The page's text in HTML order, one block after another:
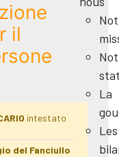
La
Les
il
intestato
del Fanciullo